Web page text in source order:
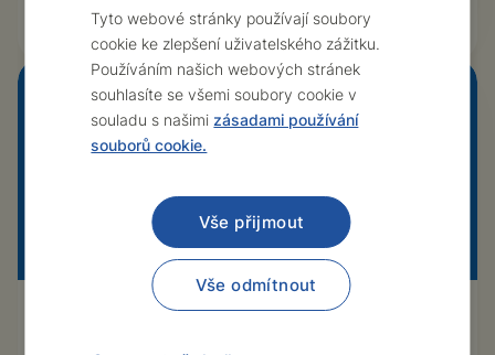
Mansfeldová.
Health+ v časopise Devítka
Tyto webové stránky používají soubory
cookie ke zlepšení uživatelského zážitku.
Používáním našich webových stránek
souhlasíte se všemi soubory cookie v
souladu s našimi zásadami používání
souborů cookie.
Vše přijmout
Vše odmítnout